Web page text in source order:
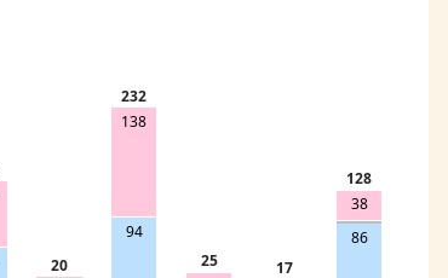
94 86
20
138
232
25 17
38
128